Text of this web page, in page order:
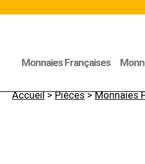
Monnaies Françaises
Accueil>Pièces>Monnaies